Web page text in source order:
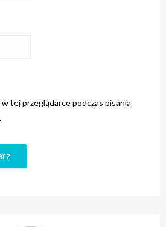
tej przeglądarce podczas pisania